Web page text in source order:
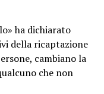
ha dichiarato
della ricaptazione
cambiano la
che non